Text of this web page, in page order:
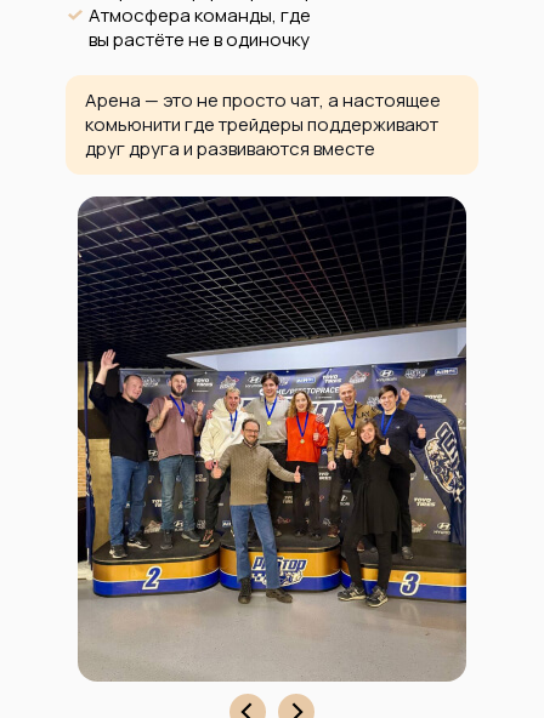
Атмосфера команды, где
вы растёте не в одиночку
Арена — это не просто чат, а настоящее
комьюнити где трейдеры поддерживают
друг друга и развиваются вместе
ИП Целищев Григорий Юрьевич
ОГРНИП: 322665800009714
ИНН: 660307459092
Email: info@invcommunity.site
Email: grigory.inv@yandex.com
Образовательная программа
Локальные акты ИП
Политика конфиденциальности и обработки
персональных данных
Публичная оферта
Сведения об образовательной организации
Согласие на рассылку электронных сообщений
Контакты команды